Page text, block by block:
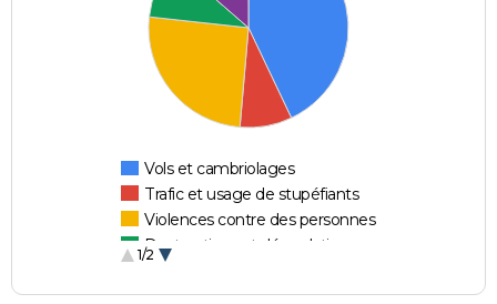
Vols et cambriolages
Trafic et usage de stupéfiants
Violences contre des personnes
Destructions et dégradations
1/2